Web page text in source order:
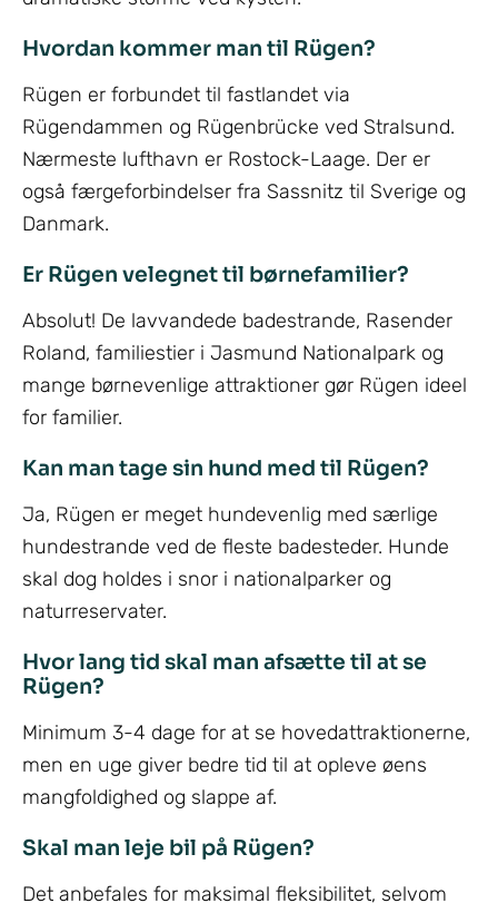
Hvordan kommer man til Rügen?
Rügen er forbundet til fastlandet via
Rügendammen og Rügenbrücke ved Stralsund.
Nærmeste lufthavn er Rostock-Laage. Der er
også færgeforbindelser fra Sassnitz til Sverige og
Danmark.
Er Rügen velegnet til børnefamilier?
Absolut! De lavvandede badestrande, Rasender
Roland, familiestier i Jasmund Nationalpark og
mange børnevenlige attraktioner gør Rügen ideel
for familier.
Kan man tage sin hund med til Rügen?
Ja, Rügen er meget hundevenlig med særlige
hundestrande ved de fleste badesteder. Hunde
skal dog holdes i snor i nationalparker og
naturreservater.
Hvor lang tid skal man afsætte til at se
Rügen?
Minimum 3-4 dage for at se hovedattraktionerne,
men en uge giver bedre tid til at opleve øens
mangfoldighed og slappe af.
Skal man leje bil på Rügen?
Det anbefales for maksimal fleksibilitet, selvom